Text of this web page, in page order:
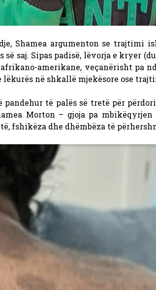
Shamea argumenton se trajtimi
së saj. Sipas padisë, lëvorja e kryer
amerikane, veçanërisht pa
në shkallë mjekësore ose
pandehur të palës së tretë për
Morton – gjoja pa
fshikëza dhe dhëmbëza të